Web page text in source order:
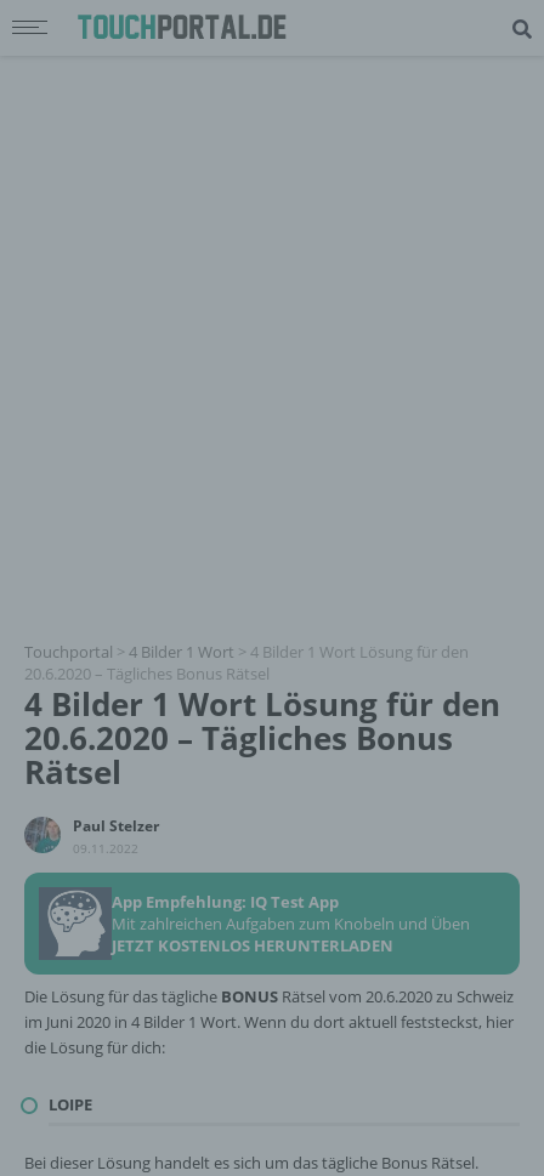
Touchportal > 4 Bilder 1 Wort > 4 Bilder 1 Wort Lösung für den
20.6.2020 – Tägliches Bonus Rätsel
4 Bilder 1 Wort Lösung für den
20.6.2020 – Tägliches Bonus
Rätsel
Paul Stelzer
09.11.2022
App Empfehlung: IQ Test App
Mit zahlreichen Aufgaben zum Knobeln und Üben
JETZT KOSTENLOS HERUNTERLADEN
Die Lösung für das tägliche BONUS Rätsel vom 20.6.2020 zu Schweiz
im Juni 2020 in 4 Bilder 1 Wort. Wenn du dort aktuell feststeckst, hier
die Lösung für dich:
LOIPE
Bei dieser Lösung handelt es sich um das tägliche Bonus Rätsel.